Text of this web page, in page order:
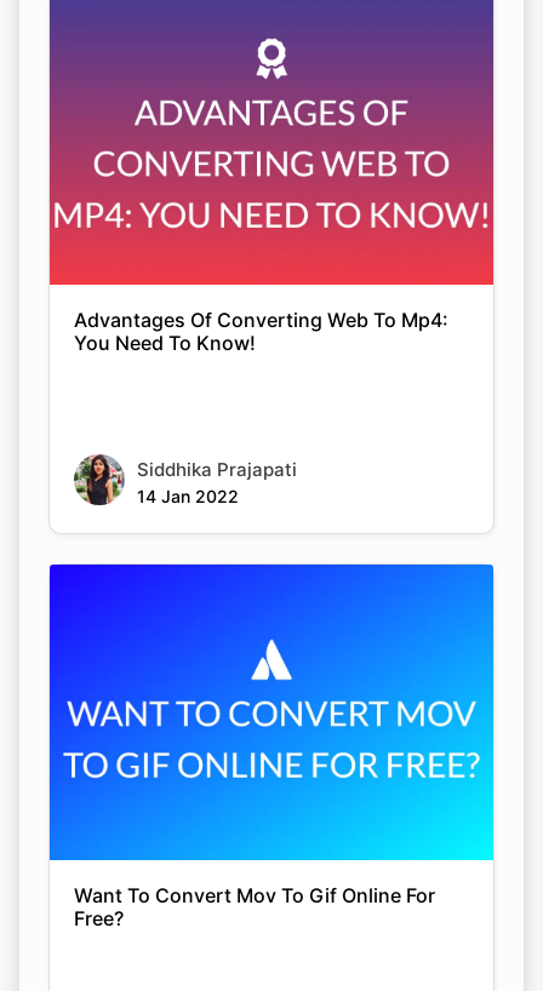
Advantages Of Converting Web To Mp4:
You Need To Know!
Siddhika Prajapati
14 Jan 2022
Want To Convert Mov To Gif Online For
Free?